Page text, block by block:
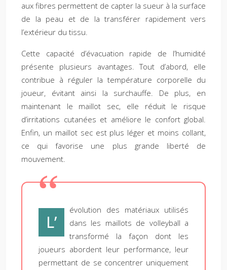
aux fibres permettent de capter la sueur à la surface
de la peau et de la transférer rapidement vers
l’extérieur du tissu.
Cette capacité d’évacuation rapide de l’humidité
présente plusieurs avantages. Tout d’abord, elle
contribue à réguler la température corporelle du
joueur, évitant ainsi la surchauffe. De plus, en
maintenant le maillot sec, elle réduit le risque
d’irritations cutanées et améliore le confort global.
Enfin, un maillot sec est plus léger et moins collant,
ce qui favorise une plus grande liberté de
mouvement.
L’
évolution des matériaux utilisés
dans les maillots de volleyball a
transformé la façon dont les
joueurs abordent leur performance, leur
permettant de se concentrer uniquement